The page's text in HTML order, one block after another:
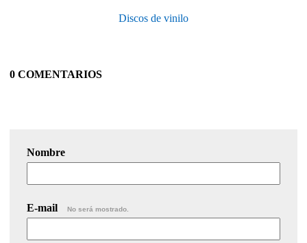
Discos de vinilo
0 COMENTARIOS
Nombre
E-mail No será mostrado.